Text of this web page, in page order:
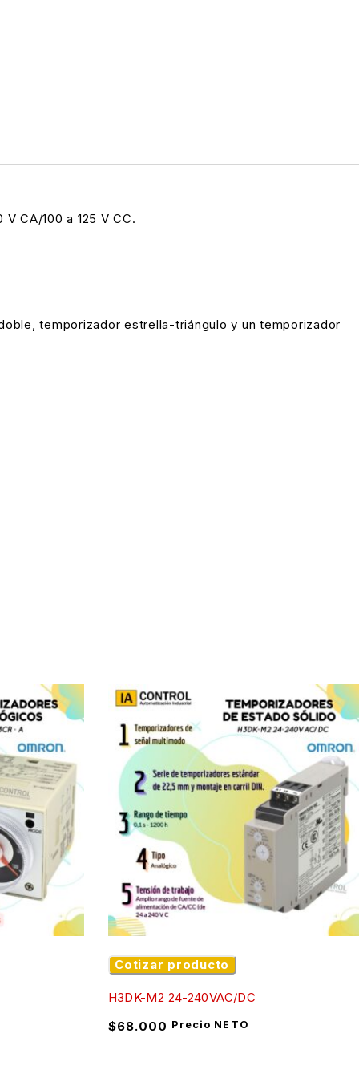
CA/100 a 125 V CC.
temporizador estrella-triángulo y un temporizador
Cotizar producto
H3DK-M2 24-240VAC/DC
$68.000 Precio NETO